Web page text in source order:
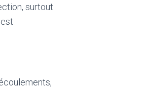
surtout